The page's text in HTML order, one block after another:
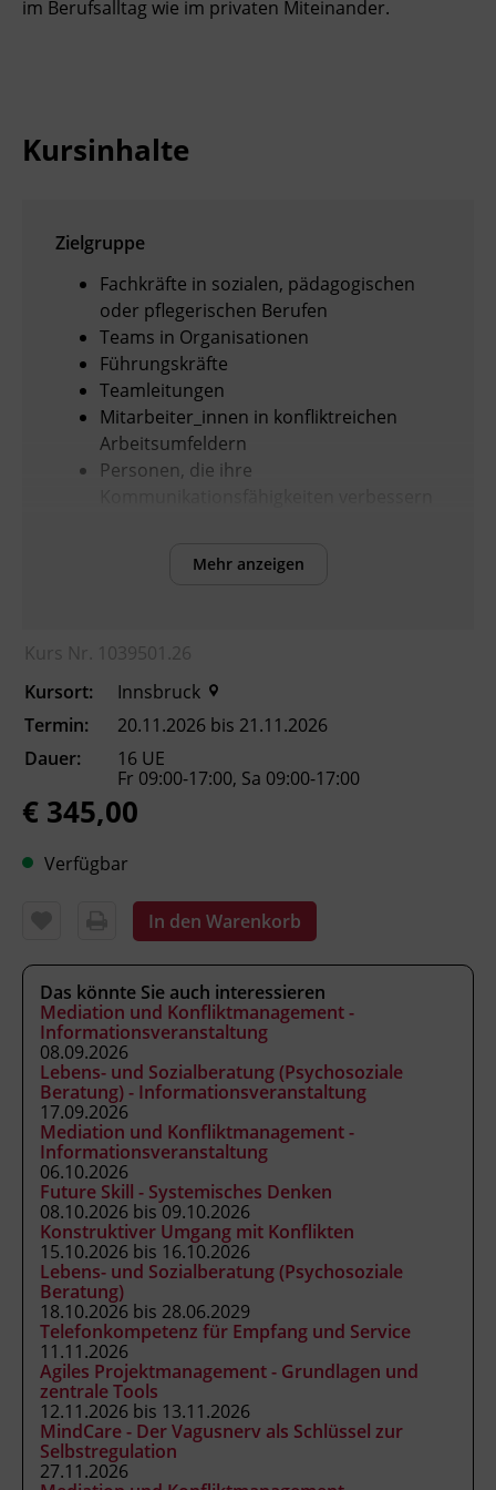
Digitales Lernen
im Berufsalltag wie im privaten Miteinander.
Kursinhalte
Zielgruppe
Fachkräfte in sozialen, pädagogischen
oder pflegerischen Berufen
Teams in Organisationen
Führungskräfte
Teamleitungen
Mitarbeiter_innen in konfliktreichen
Arbeitsumfeldern
Personen, die ihre
selbst sowie für andere entwickeln
Inhalte
Einführung in die Gewaltfreie
Kommunikation nach Marshall
Rosenberg
Die 4 Schritte: Beobachtung, Gefühl,
Unterscheidung von Beobachtung und
Eigene Gefühle und Bedürfnisse
erkennen und benennen
Empathisches Zuhören und aufrichtiges
Mitteilen
Umgang mit Kritik, Vorwürfen und
Schuldzuweisungen
Praktische Übungen und Rollenspiele
aus dem Alltag der Teilnehmenden
Entwicklung einer wertschätzenden
inneren Haltung
Verbesserung der
Konfliktlösungsfähigkeiten
Persönliche Ziele:
Eigene Gefühle und Bedürfnisse besser
wahrnehmen und ausdrücken
Kommunikationsmuster erkennen, die
zu Missverständnissen oder
Spannungen führen
Mehr Verständnis und Verbindung in
Beziehungen schaffen – privat und
beruflich
Mehr anzeigen
Kurs Nr. 1039501.26
Kursort:
Innsbruck
Termin:
20.11.2026 bis 21.11.2026
Dauer:
16 UE
Fr 09:00-17:00, Sa 09:00-17:00
€ 345,00
Verfügbar
In den Warenkorb
Das könnte Sie auch interessieren
Mediation und Konfliktmanagement -
Informationsveranstaltung
08.09.2026
Lebens- und Sozialberatung (Psychosoziale
Beratung) - Informationsveranstaltung
17.09.2026
Mediation und Konfliktmanagement -
Informationsveranstaltung
06.10.2026
Future Skill - Systemisches Denken
08.10.2026 bis 09.10.2026
Konstruktiver Umgang mit Konflikten
15.10.2026 bis 16.10.2026
Lebens- und Sozialberatung (Psychosoziale
Beratung)
18.10.2026 bis 28.06.2029
Telefonkompetenz für Empfang und Service
11.11.2026
Agiles Projektmanagement - Grundlagen und
zentrale Tools
12.11.2026 bis 13.11.2026
MindCare - Der Vagusnerv als Schlüssel zur
Selbstregulation
27.11.2026